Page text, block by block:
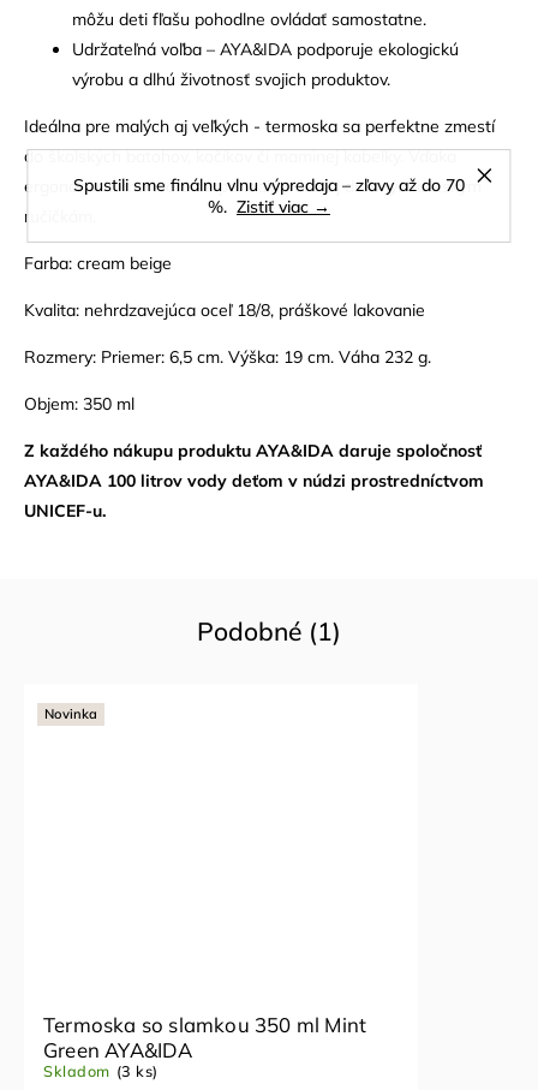
Spustili sme finálnu vlnu výpredaja – zľavy až do 70
%. Zistiť viac →
môžu deti fľašu pohodlne ovládať samostatne.
Udržateľná voľba – AYA&IDA podporuje ekologickú
výrobu a dlhú životnosť svojich produktov.
Ideálna pre malých aj veľkých - termoska sa perfektne zmestí
do školských batohov, kočíkov či maminej kabelky. Vďaka
ergonomickému tvaru sa pohodlne drží aj drobným detským
ručičkám.
Farba: cream beige
Kvalita: nehrdzavejúca oceľ 18/8, práškové lakovanie
Rozmery: Priemer: 6,5 cm. Výška: 19 cm. Váha 232 g.
Objem: 350 ml
Z každého nákupu produktu AYA&IDA daruje spoločnosť
AYA&IDA 100 litrov vody deťom v núdzi prostredníctvom
UNICEF-u.
Podobné (1)
Novinka
Termoska so slamkou 350 ml Mint
Green AYA&IDA
Skladom (3 ks)